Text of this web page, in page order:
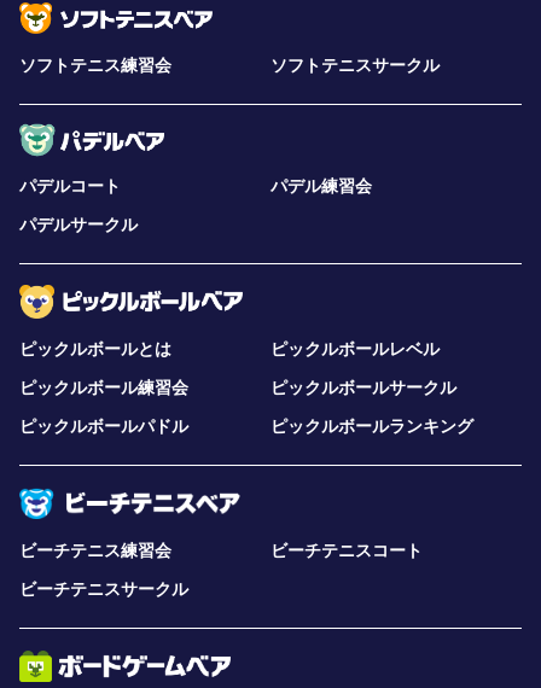
ソフトテニス練習会 ソフトテニスサークル
パデルコート
パデル練習会
パデルサークル
ピックルボールとは
ピックルボールレベル
ピックルボール練習会
ピックルボールサークル
ピックルボールパドル
ピックルボールランキング
ビーチテニス練習会
ビーチテニスコート
ビーチテニスサークル